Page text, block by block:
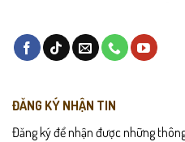
ĐĂNG KÝ NHẬN TIN
Đăng ký để nhận được những